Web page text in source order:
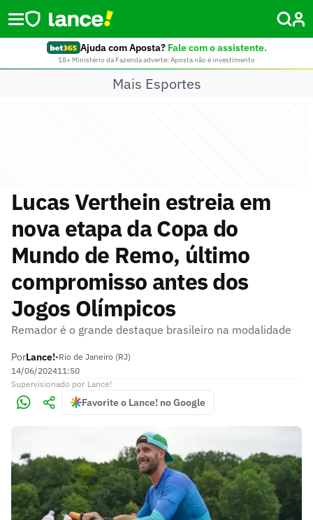
Ajuda com Aposta? Fale com o assistente.
18+ Ministério da Fazenda adverte: Aposta não é investimento
Mais Esportes
Lucas Verthein estreia em
nova etapa da Copa do
Mundo de Remo, último
compromisso antes dos
Jogos Olímpicos
Remador é o grande destaque brasileiro na modalidade
PorLance!•Rio de Janeiro (RJ)
14/06/202411:50
Supervisionado por Lance!
Favorite o Lance! no Google